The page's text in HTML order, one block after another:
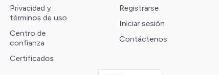
Privacidad y
términos de uso
Centro de
confianza
Certificados
Registrarse
Iniciar sesión
Contáctenos